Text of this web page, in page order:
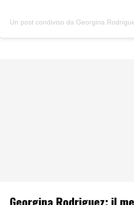
Un post condiviso da Georgina